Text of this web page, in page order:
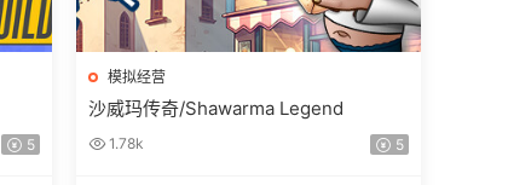
5
模拟经营
沙威玛传奇/Shawarma Legend
1.78k 5